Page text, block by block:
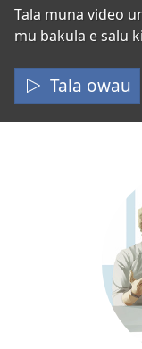
Lusansu
lwa
Salu
kia
Tala muna video
mu bakula e salu
Tala owau